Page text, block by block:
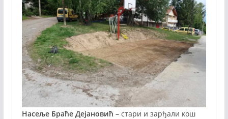
Насеље Браће Дејановић – стари и зарђали кош